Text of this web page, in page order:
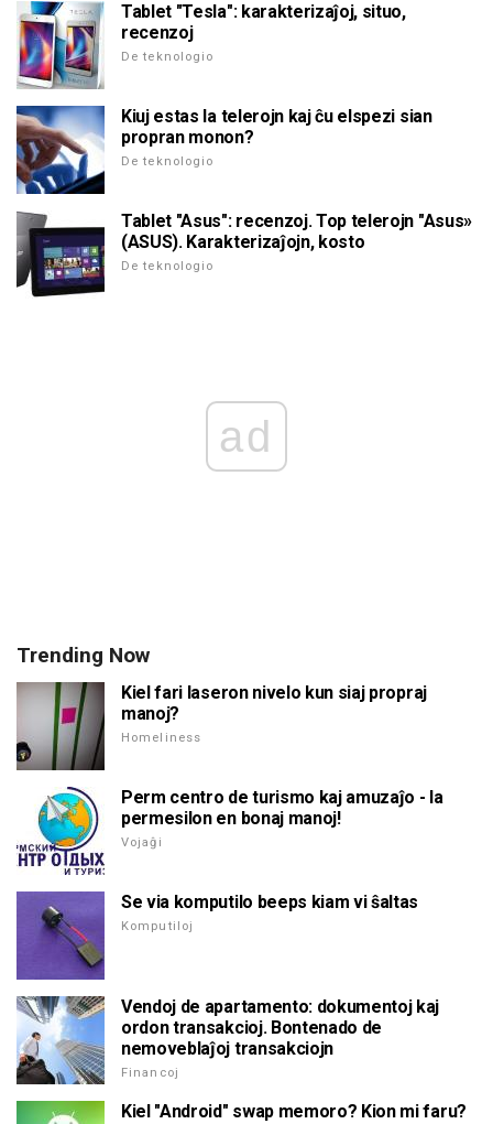
Tablet "Tesla": karakterizaĵoj, situo,
recenzoj
De teknologio
Kiuj estas la telerojn kaj ĉu elspezi sian
propran monon?
De teknologio
Tablet "Asus": recenzoj. Top telerojn "Asus»
(ASUS). Karakterizaĵojn, kosto
De teknologio
ad
Trending Now
Kiel fari laseron nivelo kun siaj propraj
manoj?
Homeliness
Perm centro de turismo kaj amuzaĵo - la
permesilon en bonaj manoj!
Vojaĝi
Se via komputilo beeps kiam vi ŝaltas
Komputiloj
Vendoj de apartamento: dokumentoj kaj
ordon transakcioj. Bontenado de
nemoveblaĵoj transakciojn
Financoj
Kiel "Android" swap memoro? Kion mi faru?